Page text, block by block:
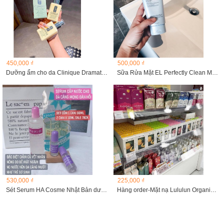
450,000 ₫
Dưỡng ẩm cho da Clinique Dramatically Different gel 125ml
500,000 ₫
Sữa Rửa Mặt EL Perfectly Clean Multi-Action Foam...
530,000 ₫
Sét Serum HA Cosme Nhật Bản dưỡng ẩm siêu cấp
225,000 ₫
Hàng order-Mặt nạ Lululun Organic hộp 5 miếng